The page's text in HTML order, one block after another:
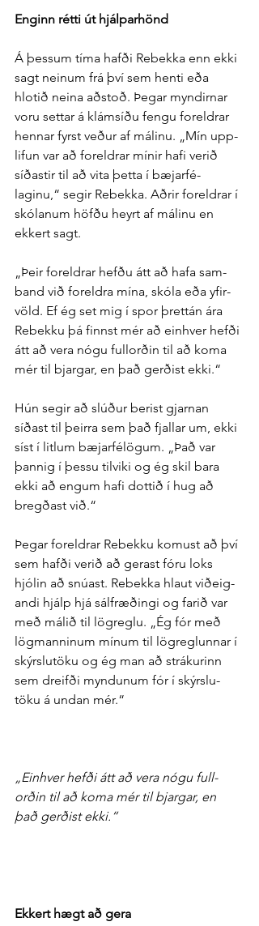
Enginn rétti út hjálpar­hönd
Á þessum tíma hafði Rebekka enn ekki
sagt neinum frá því sem henti eða
hlotið neina að­stoð. Þegar myndirnar
voru settar á klám­síðu fengu for­eldrar
hennar fyrst veður af málinu. „Mín upp­
lifun var að for­eldrar mínir hafi verið
síðastir til að vita þetta í bæjar­fé­
laginu,“ segir Rebekka. Aðrir for­eldrar í
skólanum höfðu heyrt af málinu en
ekkert sagt.
„Þeir for­eldrar hefðu átt að hafa sam­
band við for­eldra mína, skóla eða yfir­
völd. Ef ég set mig í spor þrettán ára
Rebekku þá finnst mér að ein­hver hefði
átt að vera nógu full­orðin til að koma
mér til bjargar, en það gerðist ekki.“
Hún segir að slúður berist gjarnan
síðast til þeirra sem það fjallar um, ekki
síst í litlum bæjar­fé­lögum. „Það var
þannig í þessu til­viki og ég skil bara
ekki að engum hafi dottið í hug að
bregðast við.“
Þegar for­eldrar Rebekku komust að því
sem hafði verið að gerast fóru loks
hjólin að snúast. Rebekka hlaut við­eig­
andi hjálp hjá sál­fræðingi og farið var
með málið til lög­reglu. „Ég fór með
lög­manninum mínum til lög­reglunnar í
skýrslu­töku og ég man að strákurinn
sem dreifði myndunum fór í skýrslu­
töku á undan mér.“
„Ein­hver hefði átt að vera nógu full­
orðin til að koma mér til bjargar, en
það gerðist ekki.“
Ekkert hægt að gera